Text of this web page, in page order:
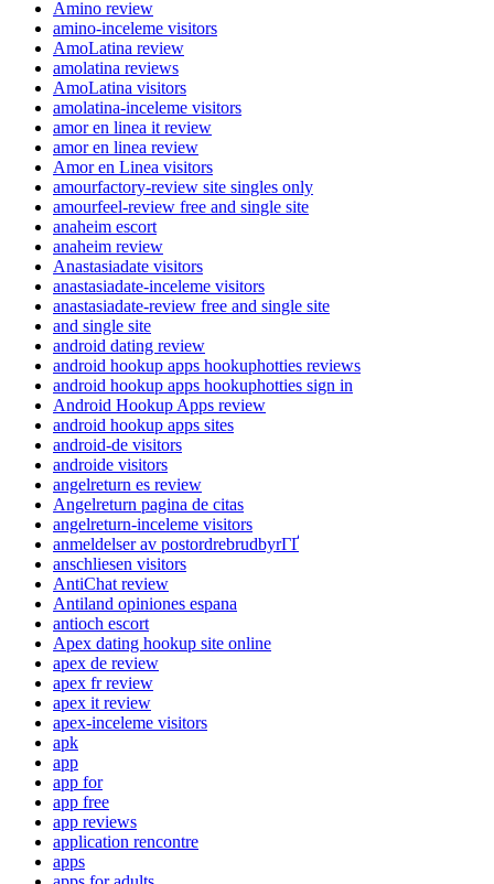
Amino review
amino-inceleme visitors
AmoLatina review
amolatina reviews
AmoLatina visitors
amolatina-inceleme visitors
amor en linea it review
amor en linea review
Amor en Linea visitors
amourfactory-review site singles only
amourfeel-review free and single site
anaheim escort
anaheim review
Anastasiadate visitors
anastasiadate-inceleme visitors
anastasiadate-review free and single site
and single site
android dating review
android hookup apps hookuphotties reviews
android hookup apps hookuphotties sign in
Android Hookup Apps review
android hookup apps sites
android-de visitors
androide visitors
angelreturn es review
Angelreturn pagina de citas
angelreturn-inceleme visitors
anmeldelser av postordrebrudbyrГҐ
anschliesen visitors
AntiChat review
Antiland opiniones espana
antioch escort
Apex dating hookup site online
apex de review
apex fr review
apex it review
apex-inceleme visitors
apk
app
app for
app free
app reviews
application rencontre
apps